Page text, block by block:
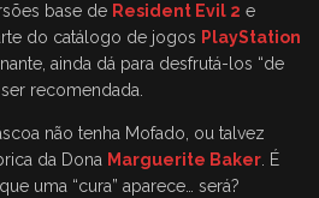
base de Resident Evil 2 e
do catálogo de jogos PlayStation
ainda dá para desfrutá-los “de
recomendada.
não tenha Mofado, ou talvez
da Dona Marguerite Baker. É
que uma “cura” aparece… será?